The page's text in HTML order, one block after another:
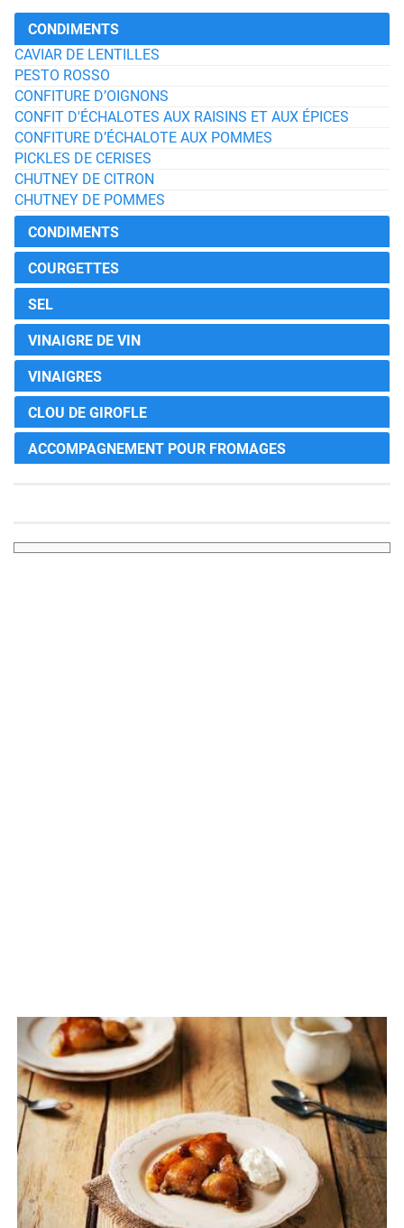
CONDIMENTS
CAVIAR DE LENTILLES
PESTO ROSSO
CONFITURE D’OIGNONS
CONFIT D'ÉCHALOTES AUX RAISINS ET AUX ÉPICES
CONFITURE D’ÉCHALOTE AUX POMMES
PICKLES DE CERISES
CHUTNEY DE CITRON
CHUTNEY DE POMMES
CONDIMENTS
COURGETTES
SEL
VINAIGRE DE VIN
VINAIGRES
CLOU DE GIROFLE
ACCOMPAGNEMENT POUR FROMAGES